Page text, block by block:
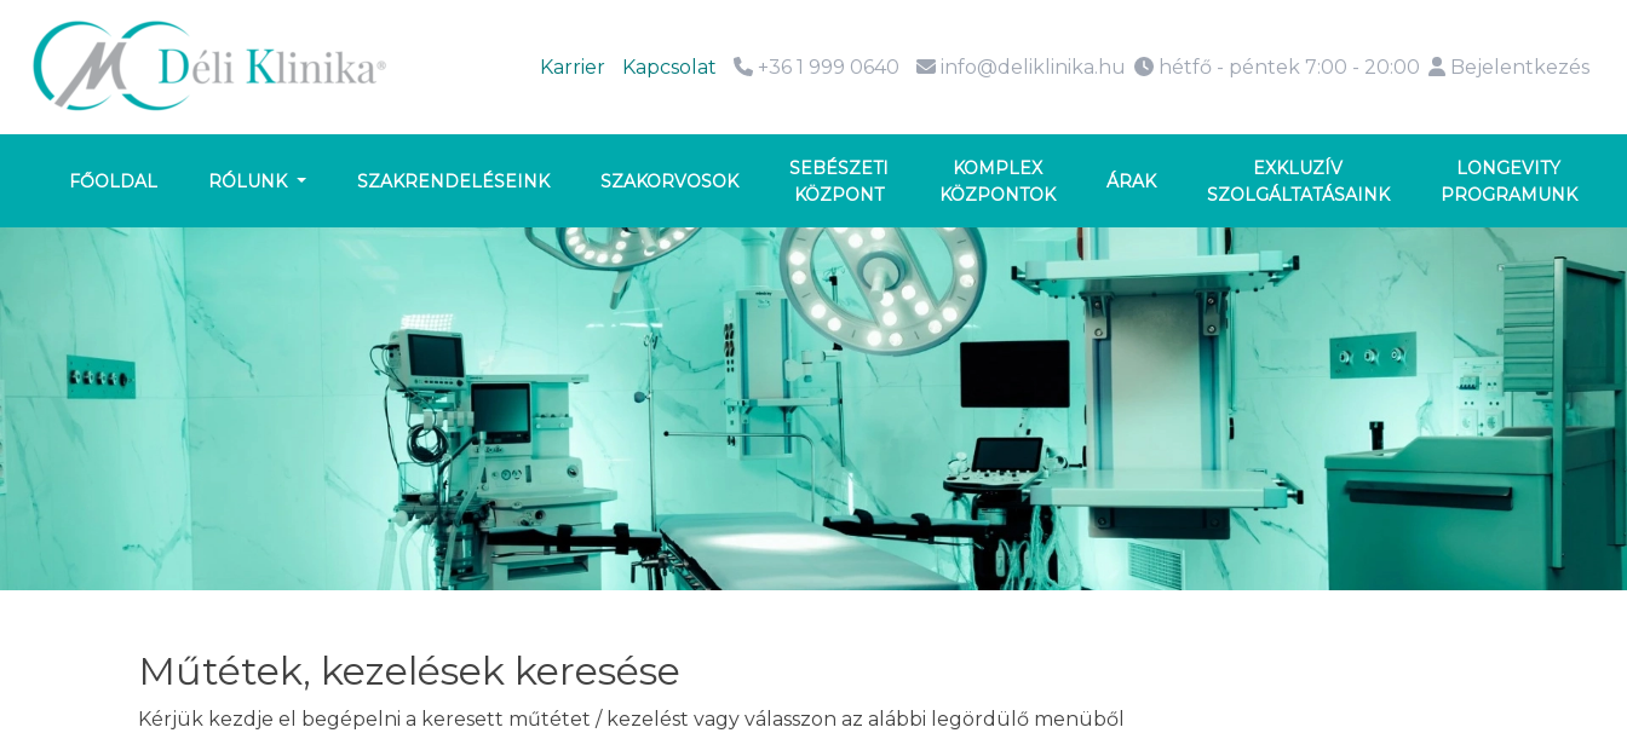
Karrier Kapcsolat +36 1 999 0640 info@deliklinika.hu hétfő - péntek 7:00 - 20:00 Bejelentkezés
FŐOLDAL RÓLUNK SZAKRENDELÉSEINK SZAKORVOSOK
SEBÉSZETI
KÖZPONT
KOMPLEX
KÖZPONTOK
ÁRAK
EXKLUZÍV
SZOLGÁLTATÁSAINK
LONGEVITY
PROGRAMUNK
Műtétek, kezelések keresése
Kérjük kezdje el begépelni a keresett műtétet / kezelést vagy válasszon az alábbi legördülő menüből